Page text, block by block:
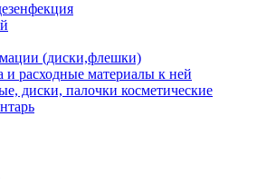
(диски,флешки)
и расходные материалы к ней
диски, палочки косметические